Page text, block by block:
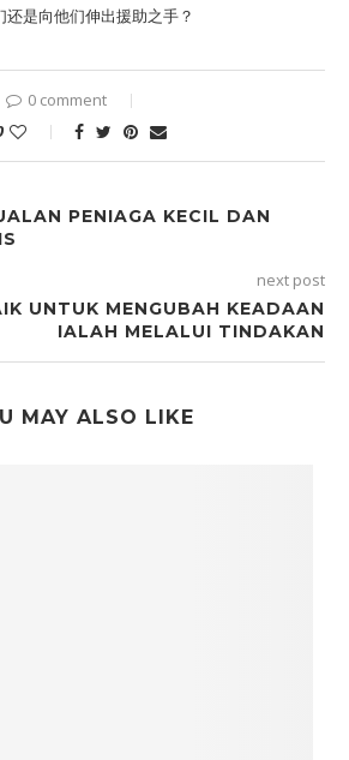
是向他们伸出援助之手？
0 comment
PENIAGA KECIL DAN
next post
UNTUK MENGUBAH KEADAAN
IALAH MELALUI TINDAKAN
MAY ALSO LIKE